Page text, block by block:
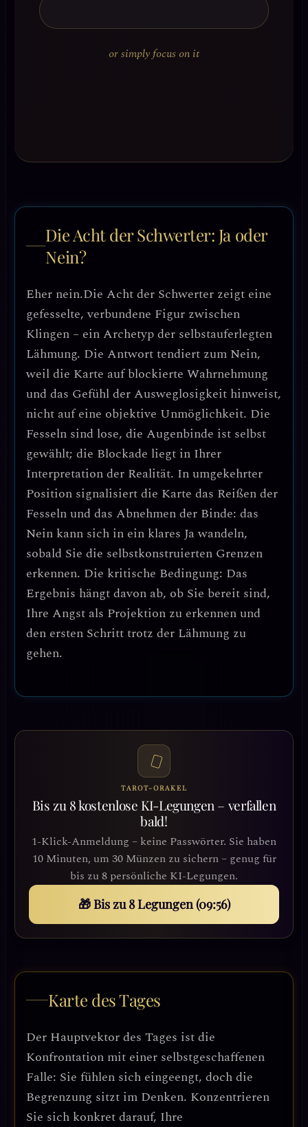
or simply focus on it
Die Acht der Schwerter: Ja oder
Nein?
Eher nein.Die Acht der Schwerter zeigt eine
gefesselte, verbundene Figur zwischen
Klingen – ein Archetyp der selbstauferlegten
Lähmung. Die Antwort tendiert zum Nein,
weil die Karte auf blockierte Wahrnehmung
und das Gefühl der Ausweglosigkeit hinweist,
nicht auf eine objektive Unmöglichkeit. Die
Fesseln sind lose, die Augenbinde ist selbst
gewählt; die Blockade liegt in Ihrer
Interpretation der Realität. In umgekehrter
Position signalisiert die Karte das Reißen der
Fesseln und das Abnehmen der Binde: das
Nein kann sich in ein klares Ja wandeln,
sobald Sie die selbstkonstruierten Grenzen
erkennen. Die kritische Bedingung: Das
Ergebnis hängt davon ab, ob Sie bereit sind,
Ihre Angst als Projektion zu erkennen und
den ersten Schritt trotz der Lähmung zu
gehen.
TAROT-ORAKEL
Bis zu 8 kostenlose KI-Legungen – verfallen
bald!
1-Klick-Anmeldung – keine Passwörter. Sie haben
10 Minuten, um 30 Münzen zu sichern – genug für
bis zu 8 persönliche KI-Legungen.
🎁 Bis zu 8 Legungen (09:54)
Karte des Tages
Der Hauptvektor des Tages ist die
Konfrontation mit einer selbstgeschaffenen
Falle: Sie fühlen sich eingeengt, doch die
Begrenzung sitzt im Denken. Konzentrieren
Sie sich konkret darauf, Ihre